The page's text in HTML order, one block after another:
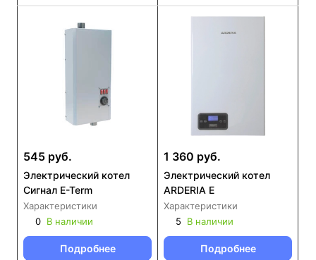
545 руб.
Электрический котел
Сигнал E-Term
Характеристики
0 В наличии
Подробнее
1 360 руб.
Электрический котел
ARDERIA E
Характеристики
5
В наличии
Подробнее